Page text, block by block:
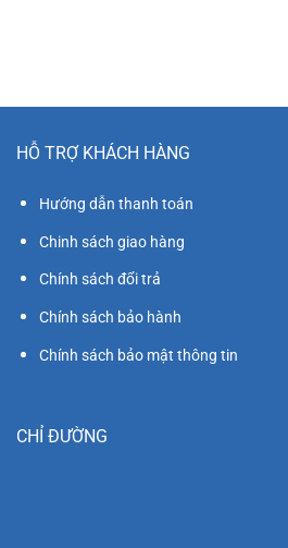
HỖ TRỢ KHÁCH HÀNG
Hướng dẫn thanh toán
Chinh sách giao hàng
Chính sách đổi trả
Chính sách bảo hành
Chính sách bảo mật thông tin
CHỈ ĐƯỜNG